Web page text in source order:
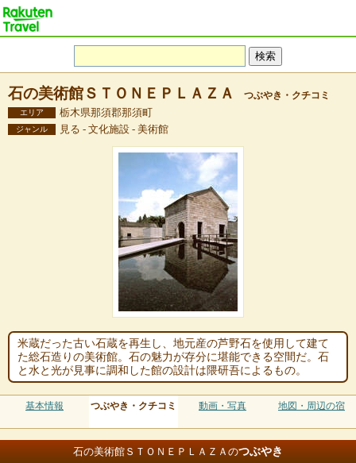
石の美術館ＳＴＯＮＥＰＬＡＺＡ つぶやき・クチコミ
エリア 栃木県那須郡那須町
ジャンル 見る - 文化施設 - 美術館
米蔵だった古い石蔵を再生し、地元産の芦野石を使用して建て
た総石造りの美術館。石の魅力が存分に堪能できる空間だ。石
と水と光が見事に調和した館の設計は隈研吾によるもの。
基本情報 つぶやき・クチコミ 動画・写真 地図・周辺の宿
石の美術館ＳＴＯＮＥＰＬＡＺＡのつぶやき